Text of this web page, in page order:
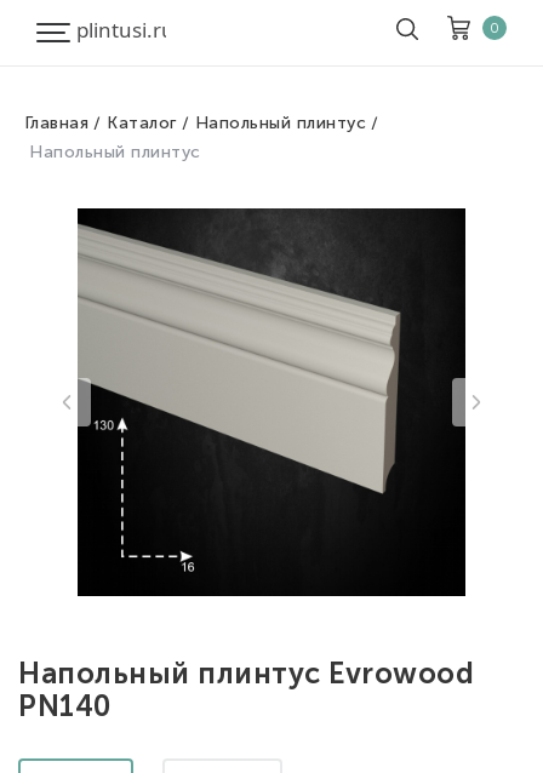
Скидка
Итого к оплате
0
Главная Каталог
Напольный плинтус
Напольный плинтус
Напольный плинтус Evrowood
PN140